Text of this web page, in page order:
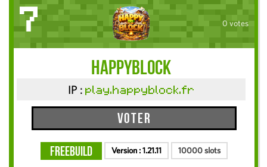
7 0 votes
HappyBlock
IP : play.happyblock.fr
Voter
FreeBuild Version :1.21.11 10000 slots